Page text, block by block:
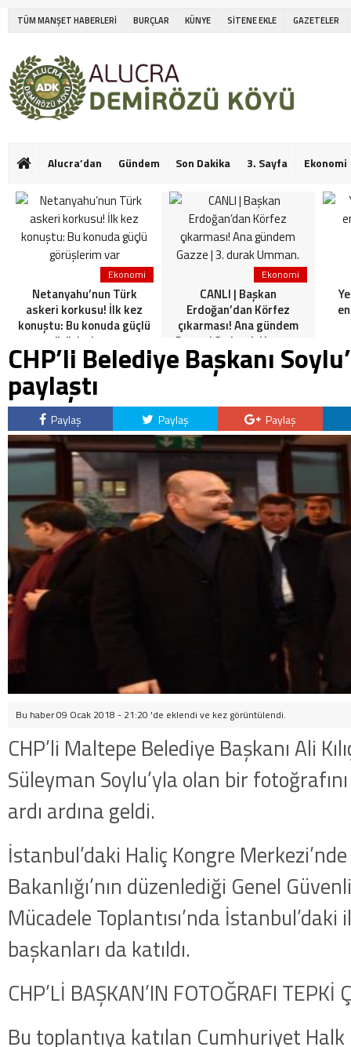
TÜM MANŞET HABERLERİ BURÇLAR KÜNYE SİTENE EKLE GAZETELER
Alucra’dan Gündem Son Dakika 3. Sayfa Ekonomi
Ekonomi
Netanyahu’nun Türk
askeri korkusu! İlk kez
konuştu: Bu konuda güçlü
görüşlerim var
Ekonomi
CANLI | Başkan
Erdoğan’dan Körfez
çıkarması! Ana gündem
Gazze | 3. durak Umman.
CHP’li Belediye Başkanı
paylaştı
Paylaş Paylaş Paylaş
Bu haber 09 Ocak 2018 - 21:20 'de eklendi ve kez görüntülendi.
CHP’li Maltepe Belediye Başkanı Ali
Süleyman Soylu’yla olan bir
ardı ardına geldi.
İstanbul’daki Haliç Kongre
Bakanlığı’nın düzenlediği Genel
Mücadele Toplantısı’nda
başkanları da katıldı.
CHP’Lİ BAŞKAN’IN FOTOĞRAFI TEPKİ
Bu toplantıya katılan Cumhuriyet